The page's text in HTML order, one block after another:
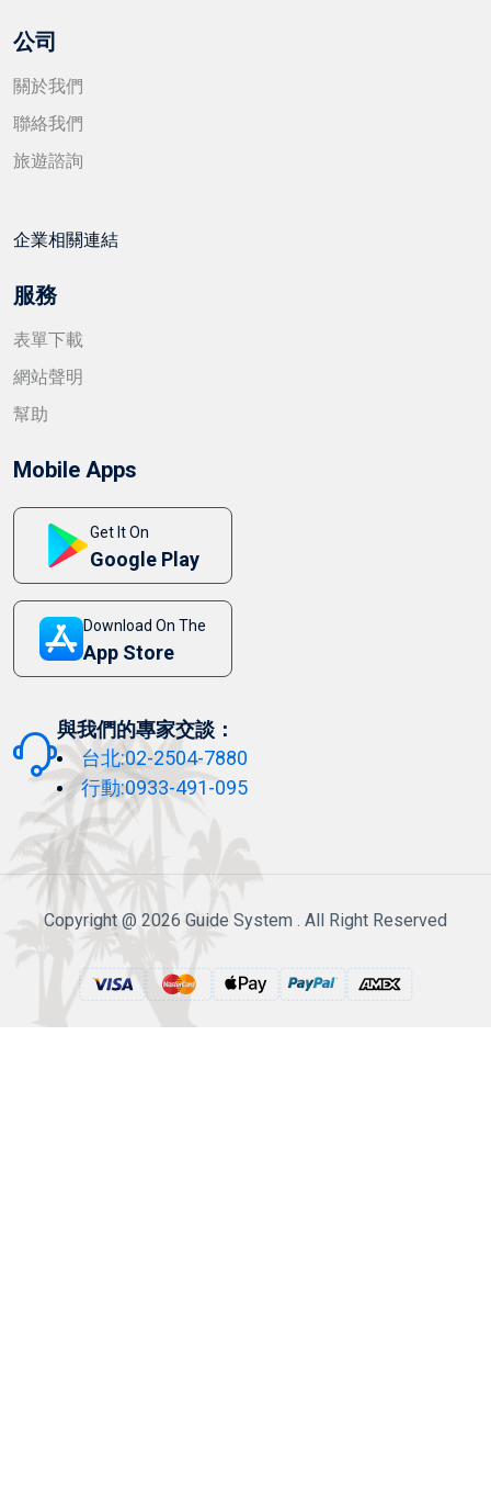
公司
關於我們
聯絡我們
旅遊諮詢
企業相關連結
服務
表單下載
網站聲明
幫助
Mobile Apps
Get It On
Google Play
Download On The
App Store
與我們的專家交談：
台北:02-2504-7880
行動:0933-491-095
Copyright @ 2026 Guide System . All Right Reserved